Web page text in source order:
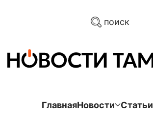
поиск
ГлавнаяНовости Статьи